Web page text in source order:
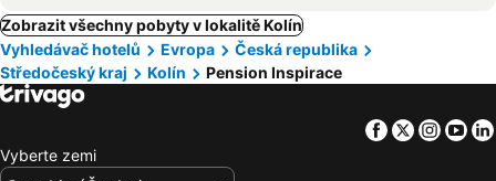
Zobrazit všechny pobyty v lokalitě Kolín
Vyhledávač hotelů
Evropa
Česká republika
Středočeský kraj
Kolín Pension Inspirace
Facebook
Twitter
Vyberte zemi